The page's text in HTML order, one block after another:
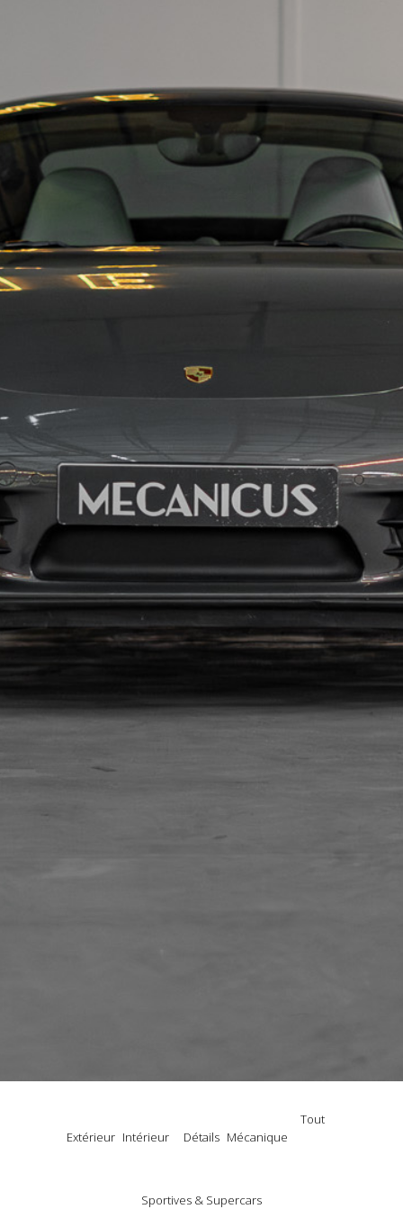
Extérieur Intérieur Détails Mécanique
Tout
Sportives & Supercars